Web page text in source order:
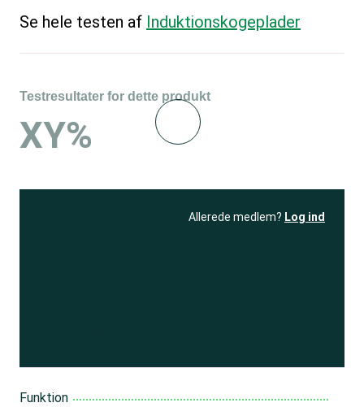
Se hele testen af Induktions­kogeplader
Testresultater for dette produkt
XY%
Allerede medlem? Log ind
Funktion